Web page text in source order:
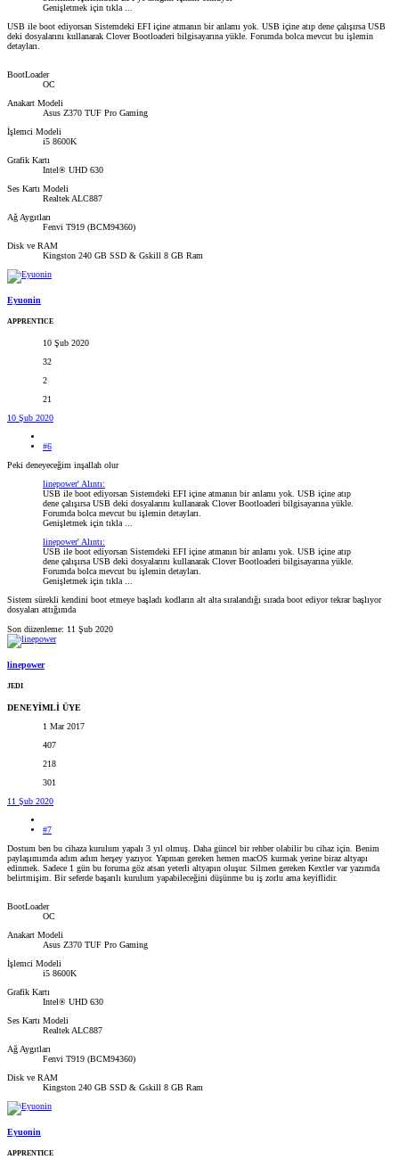
Genişletmek için tıkla ...
USB ile boot ediyorsan Sistemdeki EFI içine atmanın bir anlamı yok. USB içine atıp dene çalışırsa USB
deki dosyalarını kullanarak Clover Bootloaderi bilgisayarına yükle. Forumda bolca mevcut bu işlemin
detayları.
BootLoader
OC
Anakart Modeli
Asus Z370 TUF Pro Gaming
İşlemci Modeli
i5 8600K
Grafik Kartı
Intel® UHD 630
Ses Kartı Modeli
Realtek ALC887
Ağ Aygıtları
Fenvi T919 (BCM94360)
Disk ve RAM
Kingston 240 GB SSD & Gskill 8 GB Ram
Eyuonin
APPRENTICE
10 Şub 2020
32
2
21
10 Şub 2020
#6
Peki deneyeceğim inşallah olur
linepower' Alıntı:
USB ile boot ediyorsan Sistemdeki EFI içine atmanın bir anlamı yok. USB içine atıp
dene çalışırsa USB deki dosyalarını kullanarak Clover Bootloaderi bilgisayarına yükle.
Forumda bolca mevcut bu işlemin detayları.
Genişletmek için tıkla ...
linepower' Alıntı:
USB ile boot ediyorsan Sistemdeki EFI içine atmanın bir anlamı yok. USB içine atıp
dene çalışırsa USB deki dosyalarını kullanarak Clover Bootloaderi bilgisayarına yükle.
Forumda bolca mevcut bu işlemin detayları.
Genişletmek için tıkla ...
Sistem sürekli kendini boot etmeye başladı kodların alt alta sıralandığı sırada boot ediyor tekrar başlıyor
dosyaları attığımda
Son düzenleme: 11 Şub 2020
linepower
JEDI
DENEYİMLİ ÜYE
1 Mar 2017
407
218
301
11 Şub 2020
#7
Dostum ben bu cihaza kurulum yapalı 3 yıl olmuş. Daha güncel bir rehber olabilir bu cihaz için. Benim
paylaşımımda adım adım herşey yazıyor. Yapman gereken hemen macOS kurmak yerine biraz altyapı
edinmek. Sadece 1 gün bu foruma göz atsan yeterli altyapın oluşur. Silmen gereken Kextler var yazımda
belirtmişim. Bir seferde başarılı kurulum yapabileceğini düşünme bu iş zorlu ama keyiflidir.
BootLoader
OC
Anakart Modeli
Asus Z370 TUF Pro Gaming
İşlemci Modeli
i5 8600K
Grafik Kartı
Intel® UHD 630
Ses Kartı Modeli
Realtek ALC887
Ağ Aygıtları
Fenvi T919 (BCM94360)
Disk ve RAM
Kingston 240 GB SSD & Gskill 8 GB Ram
Eyuonin
APPRENTICE